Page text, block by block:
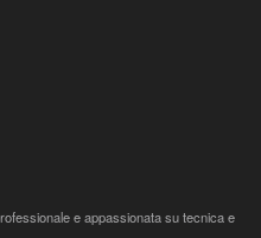
e appassionata su tecnica e